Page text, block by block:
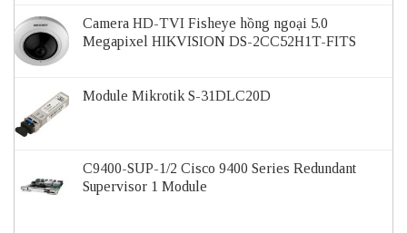
Camera HD-TVI Fisheye hồng ngoại 5.0
Megapixel HIKVISION DS-2CC52H1T-FITS
Module Mikrotik S-31DLC20D
C9400-SUP-1/2 Cisco 9400 Series Redundant
Supervisor 1 Module